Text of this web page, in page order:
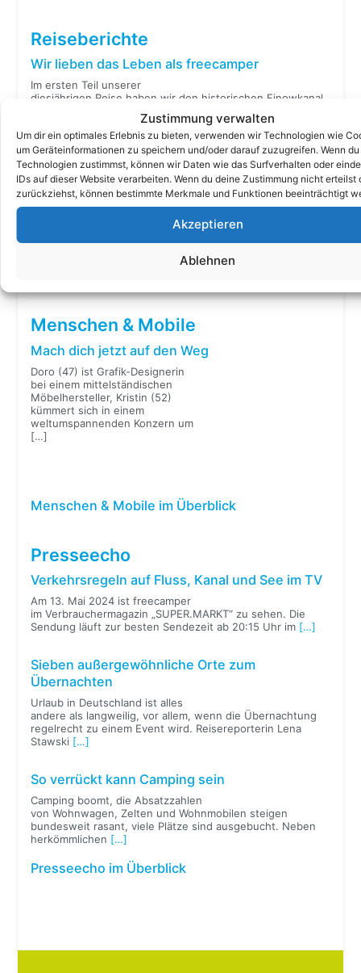
Zustimmung verwalten
Um dir ein optimales Erlebnis zu bieten, verwenden wir Technologien wie
um Geräteinformationen zu speichern und/oder darauf zuzugreifen. Wenn
Technologien zustimmst, können wir Daten wie das Surfverhalten oder
IDs auf dieser Website verarbeiten. Wenn du deine Zustimmung nicht erteilst
zurückziehst, können bestimmte Merkmale und Funktionen beeinträchtigt
Akzeptieren
Ablehnen
Reiseberichte
Wir lieben das Leben als freecamper
Im ersten Teil unserer
diesjährigen Reise haben wir den historischen Finowkanal
mit seinen noch handbetriebenen Schleusen komplett
[…]
Vier Höhepunkte in einer Tour
Drei Männer, drei Generationen.
Simon, Hans und Markus Frielinghaus machen erneut die
Gewässer unsicher. Wir haben uns den Finowkanal
vorgenommen und Schiffshebewerk, Oder und
Werbellinsee gleich dazu: vier Höhepunkte in einer Tour.
Hier der Reisebericht dazu.[…]
Menschen & Mobile
Mach dich jetzt auf den Weg
Doro (47) ist Grafik-Designerin
bei einem mittelständischen
Möbelhersteller, Kristin (52)
kümmert sich in einem
weltumspannenden Konzern um
[…]
Menschen & Mobile im Überblick
Presseecho
Verkehrsregeln auf Fluss, Kanal und See im TV
Am 13. Mai 2024 ist freecamper
im Verbrauchermagazin „SUPER.MARKT“ zu sehen. Die
Sendung läuft zur besten Sendezeit ab 20:15 Uhr im […]
Sieben außergewöhnliche Orte zum
Übernachten
Urlaub in Deutschland ist alles
andere als langweilig, vor allem, wenn die Übernachtung
regelrecht zu einem Event wird. Reisereporterin Lena
Stawski […]
So verrückt kann Camping sein
Camping boomt, die Absatzzahlen
von Wohnwagen, Zelten und Wohnmobilen steigen
bundesweit rasant, viele Plätze sind ausgebucht. Neben
herkömmlichen […]
Presseecho im Überblick